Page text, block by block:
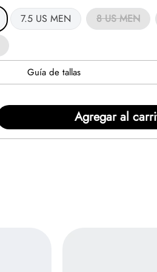
7.5 US MEN 8 US MEN
Guía de tallas
Agregar al